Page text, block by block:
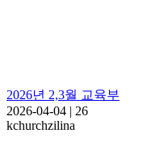
2026년 2,3월 교육부
2026-04-04 | 26
kchurchzilina